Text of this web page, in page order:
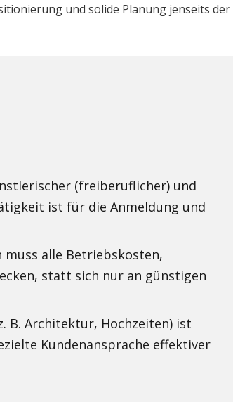
und solide Planung jenseits der
(freiberuflicher) und
ist für die Anmeldung und
muss alle Betriebskosten,
statt sich nur an günstigen
B. Architektur, Hochzeiten) ist
Kundenansprache effektiver